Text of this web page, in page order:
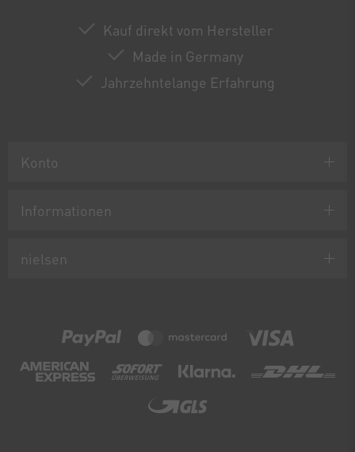
Kauf direkt vom Hersteller
Made in Germany
Jahrzehntelange Erfahrung
Konto
Informationen
nielsen